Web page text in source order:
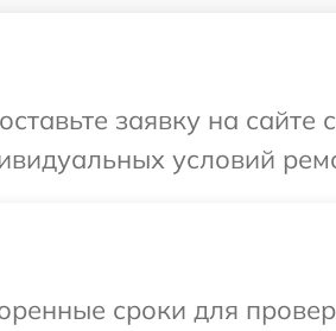
заявку на
условий
сроки для